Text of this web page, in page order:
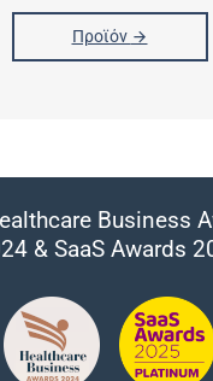
Προϊόν
Business
& SaaS Awards